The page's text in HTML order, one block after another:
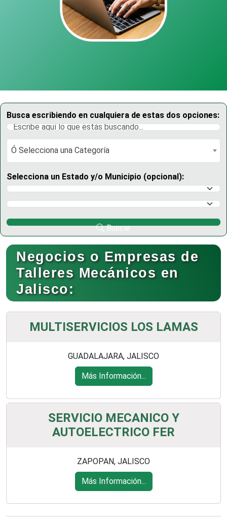
Busca escribiendo en cualquiera de estas dos opciones:
Ó Selecciona una Categoría
Ó Selecciona una Categoría
Selecciona un Estado y/o Municipio (opcional):
Selecciona un Estado
Selecciona un Municipio
Buscar
Negocios o Empresas de
Talleres Mecánicos en
Jalisco:
MULTISERVICIOS LOS LAMAS
GUADALAJARA, JALISCO
Más Información...
SERVICIO MECANICO Y
AUTOELECTRICO FER
ZAPOPAN, JALISCO
Más Información...